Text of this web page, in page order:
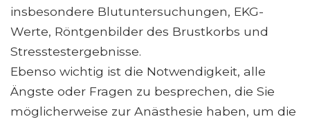
insbesondere Blutuntersuchungen, EKG-
Werte, Röntgenbilder des Brustkorbs und
Stresstestergebnisse.
Ebenso wichtig ist die Notwendigkeit, alle
Ängste oder Fragen zu besprechen, die Sie
möglicherweise zur Anästhesie haben, um die